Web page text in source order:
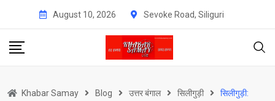
content
August 10, 2026 Sevoke Road, Siliguri
Khabar Samay Blog उत्तर बंगाल सिलीगुड़ी
सिलीगुड़ी: